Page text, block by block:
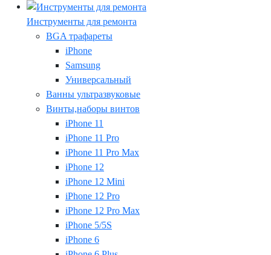
Инструменты для ремонта
BGA трафареты
iPhone
Samsung
Универсальный
Ванны ультразвуковые
Винты,наборы винтов
iPhone 11
iPhone 11 Pro
iPhone 11 Pro Max
iPhone 12
iPhone 12 Mini
iPhone 12 Pro
iPhone 12 Pro Max
iPhone 5/5S
iPhone 6